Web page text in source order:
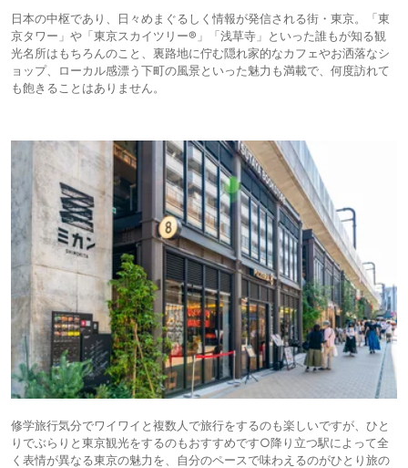
日本の中枢であり、日々めまぐるしく情報が発信される街・東京。「東
京タワー」や「東京スカイツリー®」「浅草寺」といった誰もが知る観
光名所はもちろんのこと、裏路地に佇む隠れ家的なカフェやお洒落なシ
ョップ、ローカル感漂う下町の風景といった魅力も満載で、何度訪れて
も飽きることはありません。
修学旅行気分でワイワイと複数人で旅行をするのも楽しいですが、ひと
りでぶらりと東京観光をするのもおすすめです○降り立つ駅によって全
く表情が異なる東京の魅力を、自分のペースで味わえるのがひとり旅の